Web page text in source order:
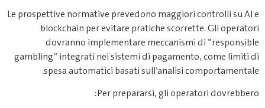
Le prospettive normative prevedono maggiori controlli su AI e
blockchain per evitare pratiche scorrette. Gli operatori
dovranno implementare meccanismi di “responsible
gambling” integrati nei sistemi di pagamento, come limiti di
spesa automatici basati sull’analisi comportamentale.
Per prepararsi, gli operatori dovrebbero: